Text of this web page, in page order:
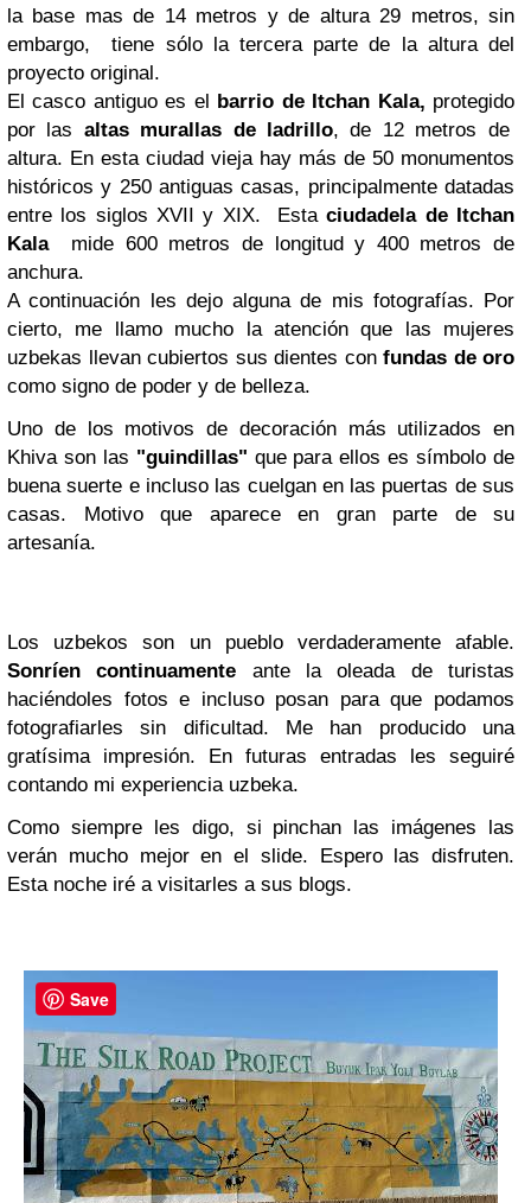
la base mas de 14 metros y de altura 29 metros, sin
embargo, tiene sólo la tercera parte de la altura del
proyecto original.
El casco antiguo es el barrio de Itchan Kala, protegido
por las altas murallas de ladrillo, de 12 metros de
altura. En esta ciudad vieja hay más de 50 monumentos
históricos y 250 antiguas casas, principalmente datadas
entre los siglos XVII y XIX.
Estaciudadela de Itchan
Kala
mide 600 metros de longitud y 400 metros de
anchura.
A continuación les dejo alguna de mis fotografías. Por
cierto, me llamo mucho la atención que las mujeres
uzbekas llevan cubiertos sus dientes con fundas de oro
como signo de poder y de belleza.
Uno de los motivos de decoración más utilizados en
Khiva son las "guindillas" que para ellos es símbolo de
buena suerte e incluso las cuelgan en las puertas de sus
casas. Motivo que aparece en gran parte de su
artesanía.
Los uzbekos son un pueblo verdaderamente afable.
Sonríen continuamente ante la oleada de turistas
haciéndoles fotos e incluso posan para que podamos
fotografiarles sin dificultad. Me han producido una
gratísima impresión. En futuras entradas les seguiré
contando mi experiencia uzbeka.
Como siempre les digo, si pinchan las imágenes las
verán mucho mejor en el slide. Espero las disfruten.
Esta noche iré a visitarles a sus blogs.
Save